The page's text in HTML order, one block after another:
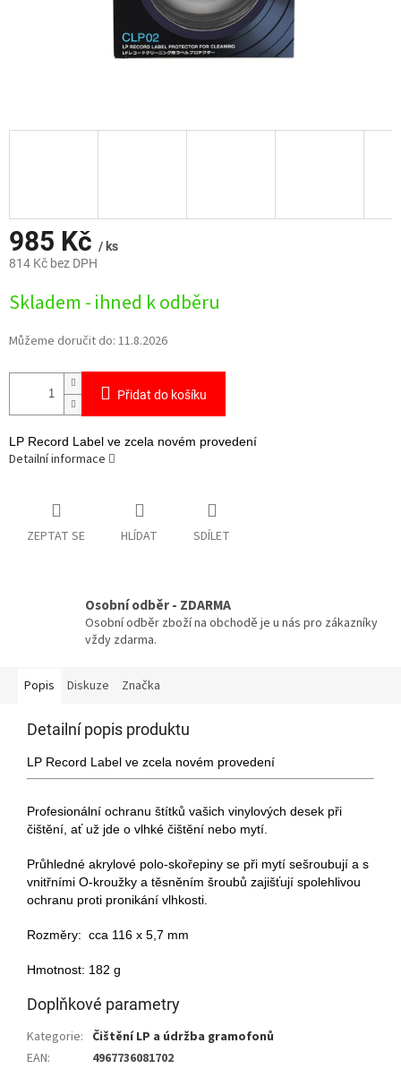
985 Kč / ks
814 Kč bez DPH
cena:
Skladem - ihned k odběru
Můžeme doručit do: 11.8.2026
Přidat do košíku
LP Record Label ve zcela novém provedení
Detailní informace
ZEPTAT SE HLÍDAT SDÍLET
Osobní odběr - ZDARMA
Osobní odběr zboží na obchodě je u nás pro zákazníky
vždy zdarma.
Popis Diskuze Značka
Detailní popis produktu
LP Record Label ve zcela novém provedení
Profesionální ochranu štítků vašich vinylových desek při
čištění, ať už jde o vlhké čištění nebo mytí.
Průhledné akrylové polo-skořepiny se při mytí sešroubují a s
vnitřními O-kroužky a těsněním šroubů zajišťují spolehlivou
ochranu proti pronikání vlhkosti.
Rozměry: cca 116 x 5,7 mm
Hmotnost: 182 g
Doplňkové parametry
Kategorie: Čištění LP a údržba gramofonů
EAN: 4967736081702